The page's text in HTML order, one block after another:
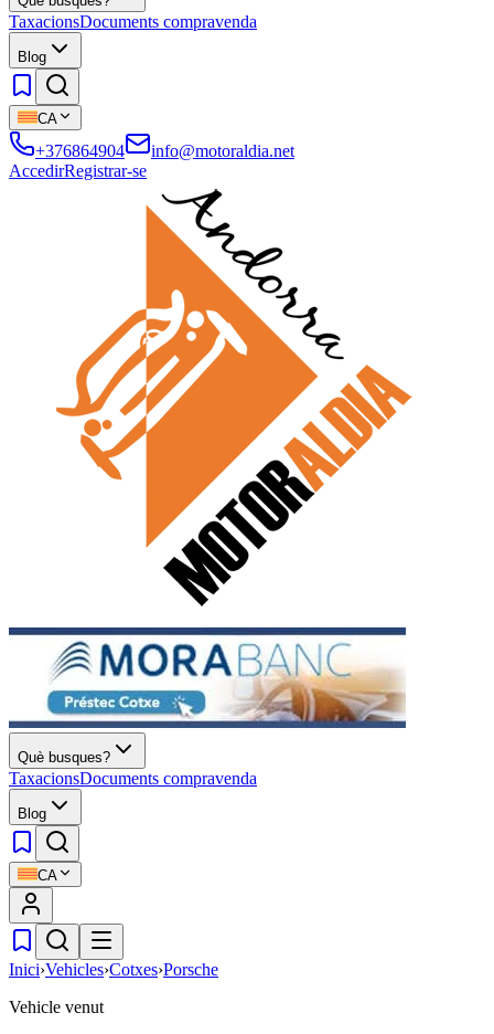
TaxacionsDocuments compravenda
Blog
CA
+376864904
info@motoraldia.net
AccedirRegistrar-se
Què busques?
TaxacionsDocuments compravenda
Blog
CA
Inici›Vehicles›Cotxes›Porsche
Vehicle venut